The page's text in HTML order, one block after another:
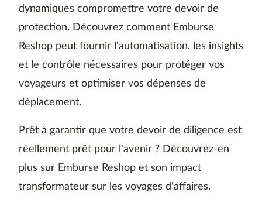
dynamiques compromettre votre devoir de
protection. Découvrez comment Emburse
Reshop peut fournir l'automatisation, les insights
et le contrôle nécessaires pour protéger vos
voyageurs et optimiser vos dépenses de
déplacement.
Prêt à garantir que votre devoir de diligence est
réellement prêt pour l'avenir ? Découvrez-en
plus sur Emburse Reshop et son impact
transformateur sur les voyages d'affaires.